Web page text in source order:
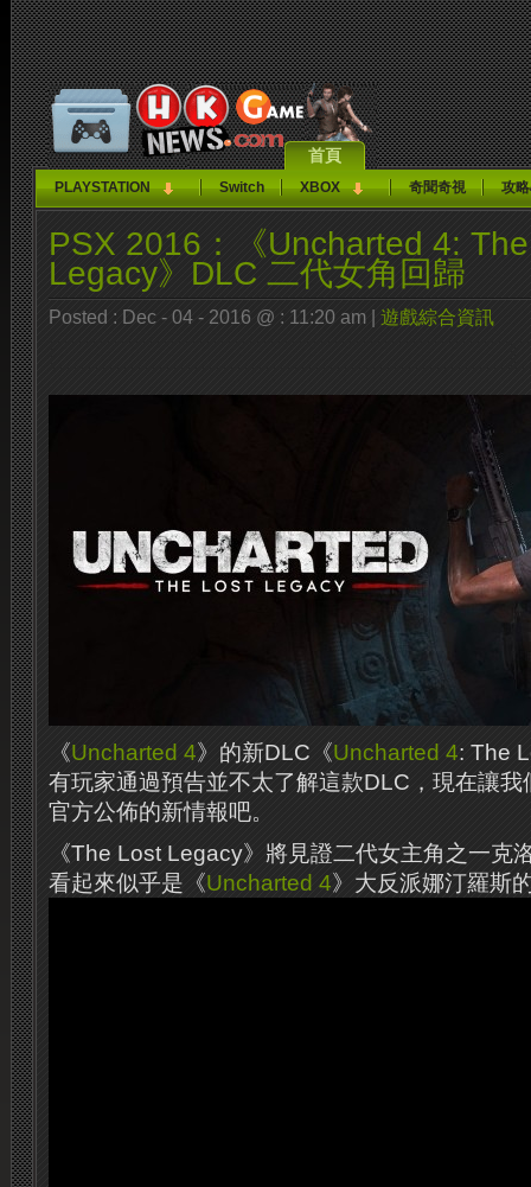
首頁
PLAYSTATION Switch XBOX 奇聞奇視 攻
PSX 2016：《Uncharted 4:
Legacy》DLC 二代女角回歸
Posted : Dec - 04 - 2016 @ : 11:20 am | 遊戲綜合資訊
《Uncharted 4》的新DLC《Uncharted 4: The
有玩家通過預告並不太了解這款DLC，現在讓
官方公佈的新情報吧。
《The Lost Legacy》將見證二代女主角之一克
看起來似乎是《Uncharted 4》大反派娜汀羅斯